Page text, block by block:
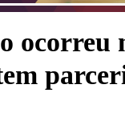
ocorreu